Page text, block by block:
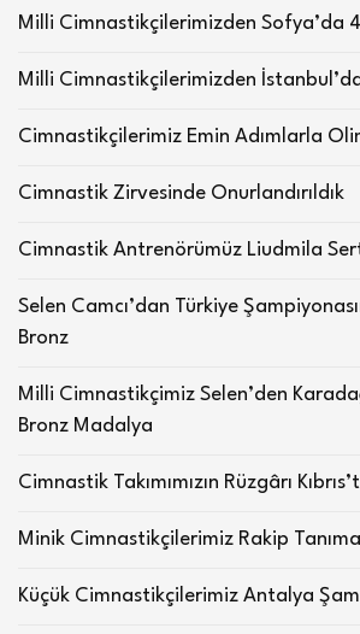
Milli Cimnastikçilerimizden Sofya’da
Milli Cimnastikçilerimizden
Cimnastikçilerimiz Emin Adımlarla
Cimnastik Zirvesinde Onurlandırıldık
Cimnastik Antrenörümüz Liudmila
Selen Camcı’dan Türkiye
Bronz
Milli Cimnastikçimiz Selen’den
Bronz Madalya
Cimnastik Takımımızın Rüzgârı
Minik Cimnastikçilerimiz Rakip
Küçük Cimnastikçilerimiz Antalya